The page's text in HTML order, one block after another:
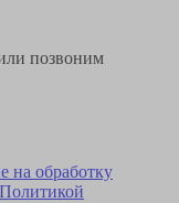
позвоним
на обработку
Политикой